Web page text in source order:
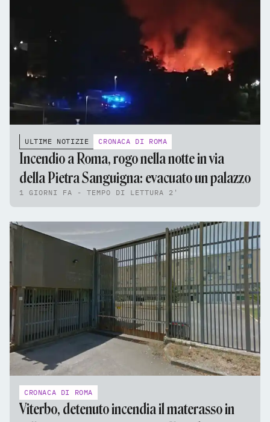
ULTIME NOTIZIE CRONACA DI ROMA
Incendio a Roma, rogo nella notte in via
della Pietra Sanguigna: evacuato un palazzo
1 GIORNI FA - TEMPO DI LETTURA 2'
CRONACA DI ROMA
Viterbo, detenuto incendia il materasso in